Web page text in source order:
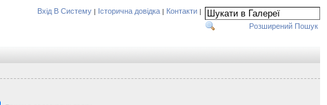
Вхід В Систему | Історична довідка | Контакти |
Розширений Пошук